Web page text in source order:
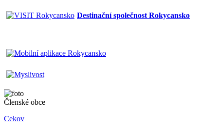
Destinační společnost Rokycansko
Členské obce
Cekov